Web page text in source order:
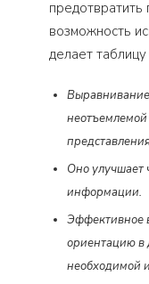
возможность
делает
Выравнивание
Оно улучшает
информации.
Эффективное
ориентацию в
необходимой